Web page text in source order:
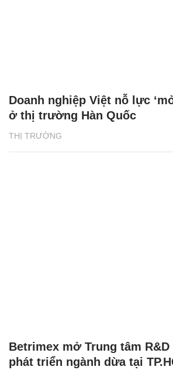
THỊ TRƯỜNG
Doanh nghiệp Việt nỗ lực
ở thị trường Hàn Quốc
Betrimex mở Trung tâm
phát triển ngành dừa tại